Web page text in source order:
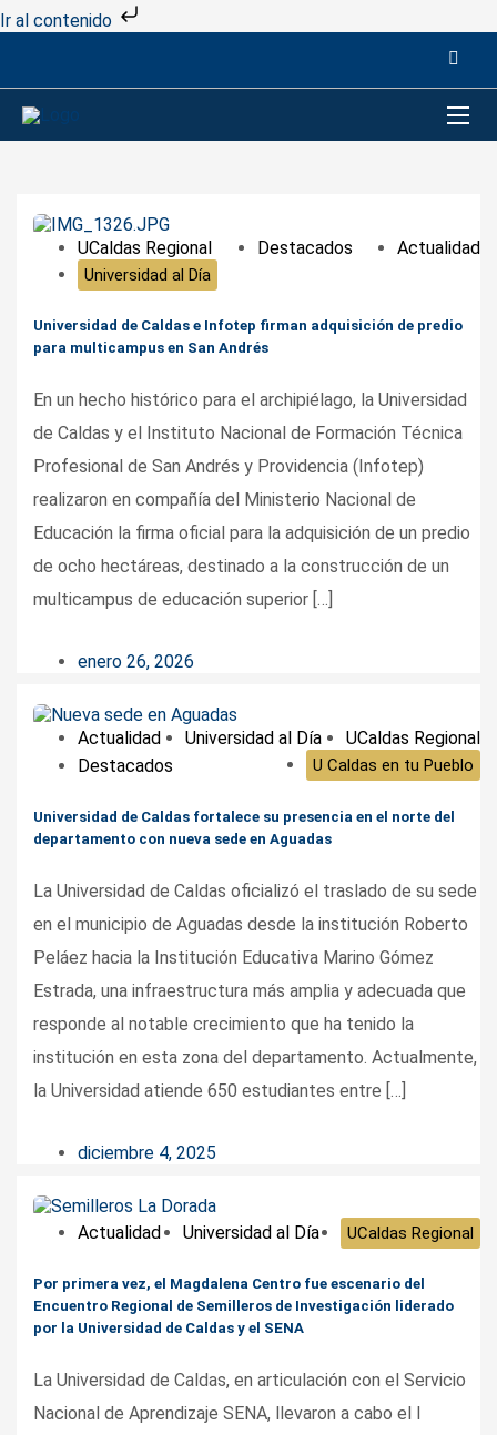
Ir al contenido
UCaldas Regional Destacados Actualidad
Universidad al Día
Universidad de Caldas e Infotep firman adquisición de predio
para multicampus en San Andrés
En un hecho histórico para el archipiélago, la Universidad
de Caldas y el Instituto Nacional de Formación Técnica
Profesional de San Andrés y Providencia (Infotep)
realizaron en compañía del Ministerio Nacional de
Educación la firma oficial para la adquisición de un predio
de ocho hectáreas, destinado a la construcción de un
multicampus de educación superior […]
enero 26, 2026
Actualidad Universidad al Día
UCaldas Regional
Destacados
U Caldas en tu Pueblo
Universidad de Caldas fortalece su presencia en el norte del
departamento con nueva sede en Aguadas
La Universidad de Caldas oficializó el traslado de su sede
en el municipio de Aguadas desde la institución Roberto
Peláez hacia la Institución Educativa Marino Gómez
Estrada, una infraestructura más amplia y adecuada que
responde al notable crecimiento que ha tenido la
institución en esta zona del departamento. Actualmente,
la Universidad atiende 650 estudiantes entre […]
diciembre 4, 2025
Actualidad Universidad al Día UCaldas Regional
Por primera vez, el Magdalena Centro fue escenario del
Encuentro Regional de Semilleros de Investigación liderado
por la Universidad de Caldas y el SENA
La Universidad de Caldas, en articulación con el Servicio
Nacional de Aprendizaje SENA, llevaron a cabo el I